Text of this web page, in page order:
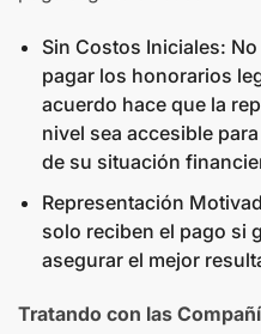
Sin Costos Iniciales:
pagar los honorarios
acuerdo hace que la
nivel sea accesible
de su situación
Representación
solo reciben el pago si
asegurar el mejor
Tratando con las